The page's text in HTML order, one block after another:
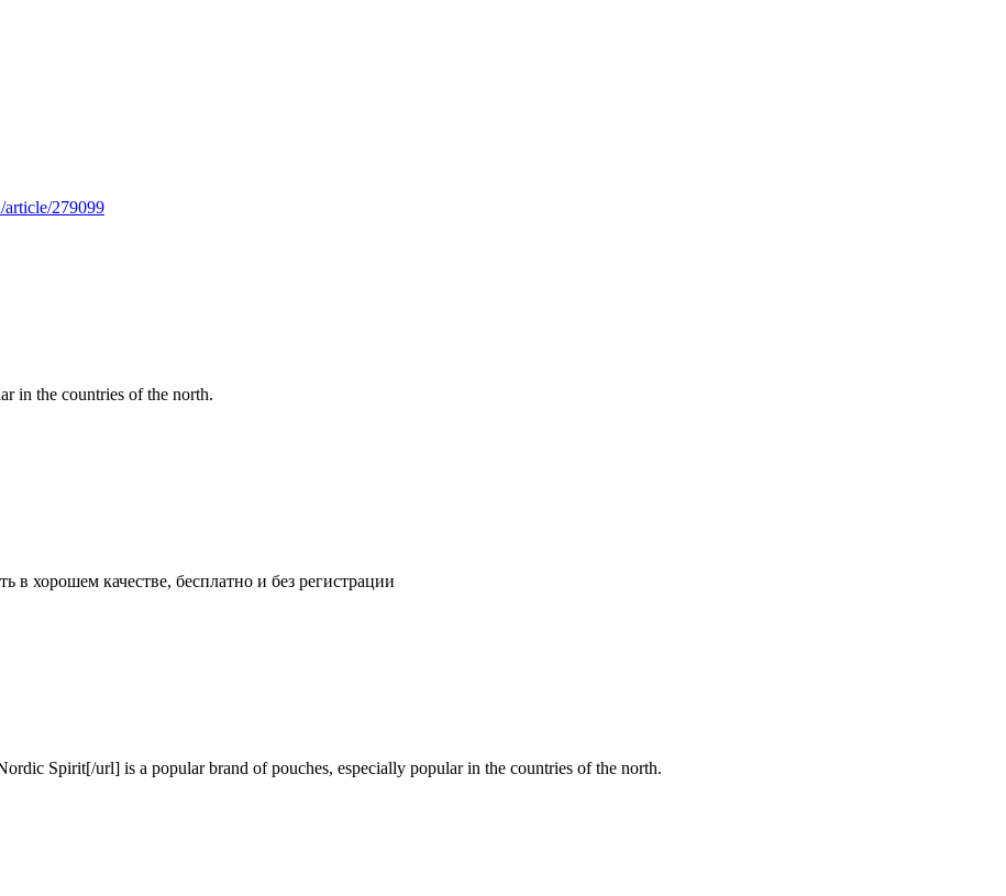
article/279099
in the countries of the north.
в хорошем качестве, бесплатно и без регистрации
Spirit[/url] is a popular brand of pouches, especially popular in the countries of the north.